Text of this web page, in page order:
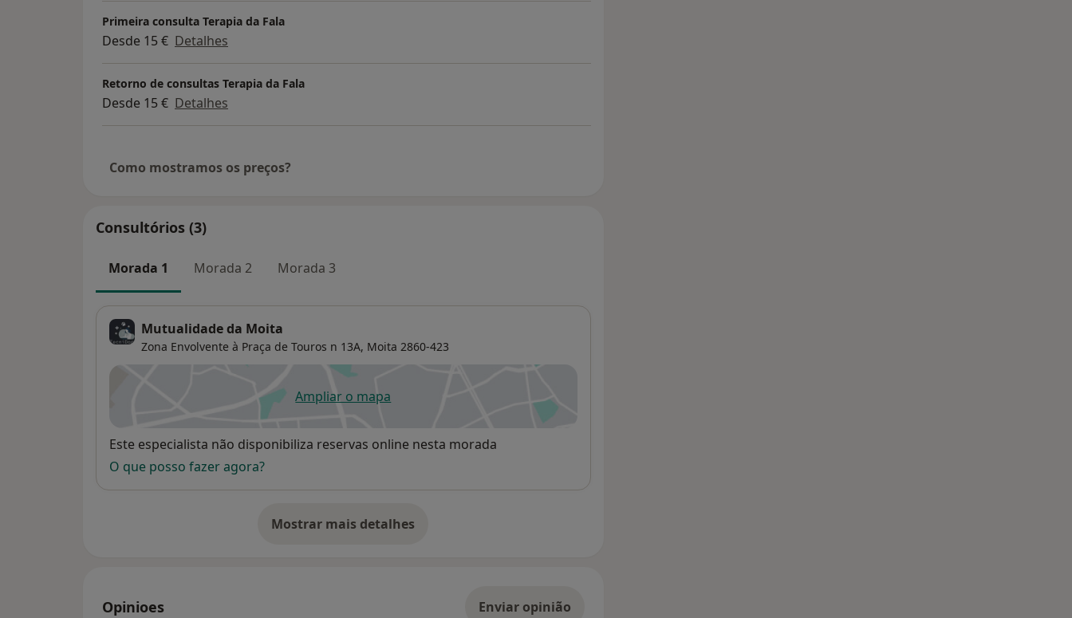
Primeira consulta Terapia da Fala
Desde 15 € Detalhes
Retorno de consultas Terapia da Fala
Desde 15 € Detalhes
Como mostramos os preços?
Consultórios (3)
Morada 1 Morada 2 Morada 3
Mutualidade da Moita
Zona Envolvente à Praça de Touros n 13A, Moita 2860-423
Ampliar o mapaabre num novo separador
Disponibilidade
Este especialista não disponibiliza reservas online nesta morada
O que posso fazer agora?
Mostrar mais detalhes
sobre o endereço
Opinioes Enviar opinião